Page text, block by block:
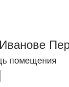
помещения